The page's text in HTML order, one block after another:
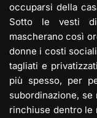
occuparsi della
Sotto le vesti di
mascherano così
donne i costi
tagliati e
più spesso, per
subordinazione, se
rinchiuse dentro le